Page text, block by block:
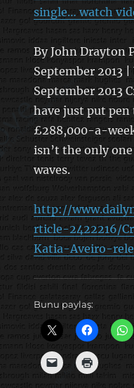
single… watch
By John Drayton
September 2013 |
September 2013
have just put pen
£288,000-a-
isn’t the only
waves.
http://
rticle-2422216/
Katia-Aveiro-
Bunu paylaş: